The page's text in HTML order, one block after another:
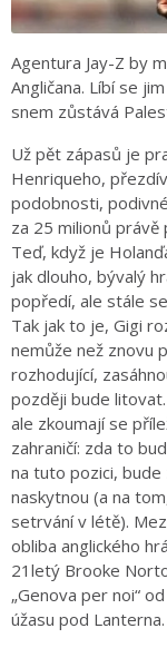
Agentura Jay-Z by
Angličana. Líbí se
snem zůstává
Už pět zápasů je
Henriqueho,
podobnosti,
za 25 milionů
Teď, když je
jak dlouho, bývalý
popředí, ale stále
Tak jak to je, Gigi
nemůže než znovu
rozhodující,
později bude
ale zkoumají se
zahraničí: zda to
na tuto pozici,
naskytnou (a na
setrvání v létě).
obliba anglického
21letý Brooke
„Genova per noi“
úžasu pod Lanterna.